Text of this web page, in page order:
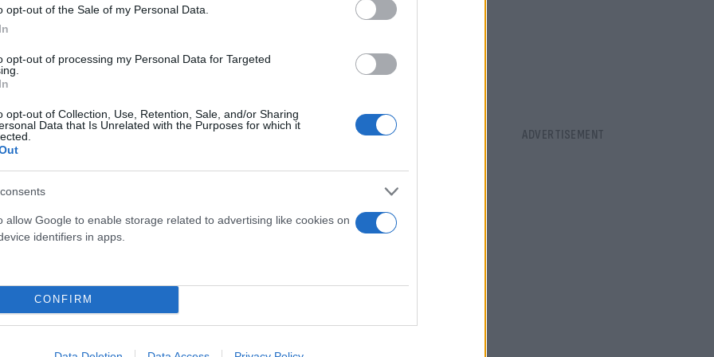
opt-out of the Sale of my Personal Data.
opt-out of processing my Personal Data for Targeted
opt-out of Collection, Use, Retention, Sale, and/or Sharing
Data that Is Unrelated with the Purposes for which it
allow Google to enable storage related to advertising like cookies on
identifiers in apps.
CONFIRM
στους αιθέρες ήταν μια
μεγάλης κλίμακας επιχείρηση,
Το πλαίσιο αποσυναρμολογήθηκε πλήρως,
επιτυχής δοκιμαστική συναρμολόγηση.Μετά
επιτυχημένων εκκινήσεων
επίσης δοκιμές εδάφους και πτήσης, πριν
έτοιμο να πετάξει ξανά.